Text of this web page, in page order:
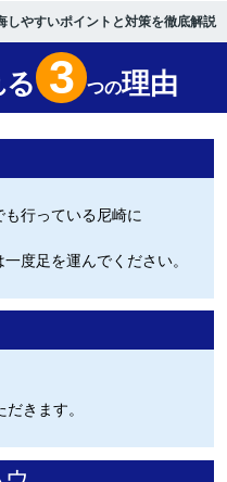
しやすいポイントと対策を徹底解説
3 つの理由
行っている尼崎に
度足を運んでください。
きます。